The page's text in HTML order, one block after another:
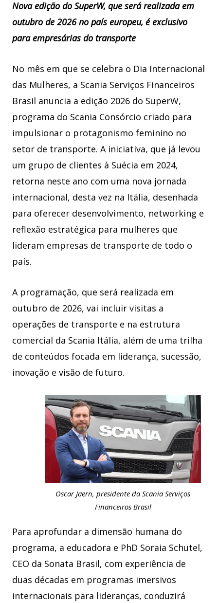
Nova edição do SuperW, que será realizada em
outubro de 2026 no país europeu, é exclusivo
para empresárias do transporte
No mês em que se celebra o Dia Internacional
das Mulheres, a Scania Serviços Financeiros
Brasil anuncia a edição 2026 do SuperW,
programa do Scania Consórcio criado para
impulsionar o protagonismo feminino no
setor de transporte. A iniciativa, que já levou
um grupo de clientes à Suécia em 2024,
retorna neste ano com uma nova jornada
internacional, desta vez na Itália, desenhada
para oferecer desenvolvimento, networking e
reflexão estratégica para mulheres que
lideram empresas de transporte de todo o
país.
A programação, que será realizada em
outubro de 2026, vai incluir visitas a
operações de transporte e na estrutura
comercial da Scania Itália, além de uma trilha
de conteúdos focada em liderança, sucessão,
inovação e visão de futuro.
Oscar Jaern, presidente da Scania Serviços
Financeiros Brasil
Para aprofundar a dimensão humana do
programa, a educadora e PhD Soraia Schutel,
CEO da Sonata Brasil, com experiência de
duas décadas em programas imersivos
internacionais para lideranças, conduzirá